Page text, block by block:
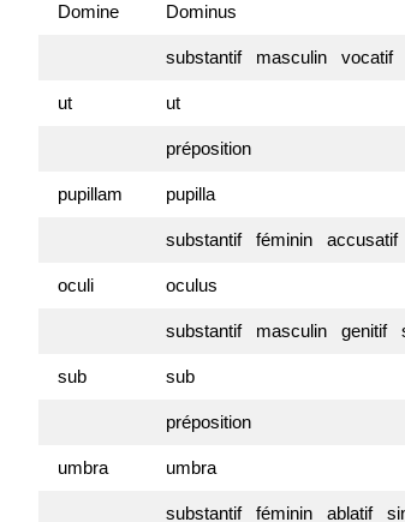
Domine Dominus
substantif masculin vocatif
ut ut
préposition
pupillam pupilla
substantif féminin
oculi oculus
substantif masculin genitif
sub sub
préposition
umbra umbra
substantif féminin ablatif